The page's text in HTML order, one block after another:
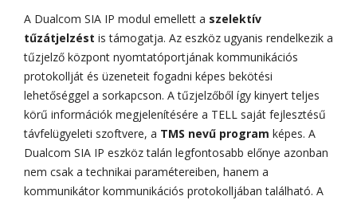
A Dualcom SIA IP modul emellett a szelektív
tűzátjelzést is támogatja. Az eszköz ugyanis rendelkezik a
tűzjelző központ nyomtatóportjának kommunikációs
protokollját és üzeneteit fogadni képes bekötési
lehetőséggel a sorkapcson. A tűzjelzőből így kinyert teljes
körű információk megjelenítésére a TELL saját fejlesztésű
távfelügyeleti szoftvere, a TMS nevű program képes. A
Dualcom SIA IP eszköz talán legfontosabb előnye azonban
nem csak a technikai paramétereiben, hanem a
kommunikátor kommunikációs protokolljában található. A